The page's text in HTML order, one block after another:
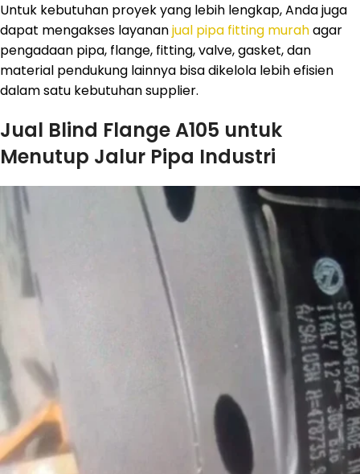
Untuk kebutuhan proyek yang lebih lengkap, Anda juga
dapat mengakses layananjual pipa fitting murahagar
pengadaan pipa, flange, fitting, valve, gasket, dan
material pendukung lainnya bisa dikelola lebih efisien
dalam satu kebutuhan supplier.
Jual Blind Flange A105 untuk
Menutup Jalur Pipa Industri